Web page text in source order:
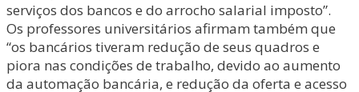
serviços dos bancos e do arrocho salarial imposto”.
Os professores universitários afirmam também que
“os bancários tiveram redução de seus quadros e
piora nas condições de trabalho, devido ao aumento
da automação bancária, e redução da oferta e acesso